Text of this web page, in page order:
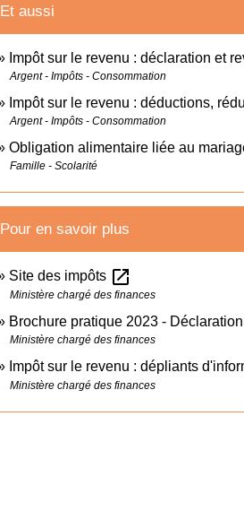
Et aussi
Impôt sur le revenu : déclaration et
Argent - Impôts - Consommation
Impôt sur le revenu : déductions,
Argent - Impôts - Consommation
Obligation alimentaire liée au
Famille - Scolarité
Pour en savoir plus
Site des impôts open_in_new
Ministère chargé des finances
Brochure pratique 2023 -
Ministère chargé des finances
Impôt sur le revenu : dépliants
Ministère chargé des finances